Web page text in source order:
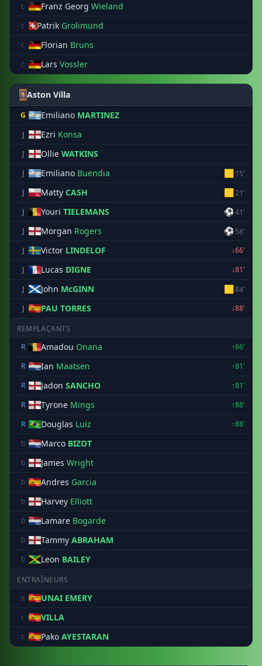
c Franz Georg Wieland
c Patrik Grolimund
c Florian Bruns
c Lars Vossler
Aston Villa
G Emiliano MARTINEZ
J Ezri Konsa
J Ollie WATKINS
J Emiliano Buendia 🟨15'
J
Matty CASH 🟨21'
J
Youri TIELEMANS ⚽41'
J
Morgan Rogers ⚽ 58'
J
Victor LINDELOF
↓66'
J
Lucas DIGNE
↓81'
J
John McGINN 🟨84'
J
PAU TORRES ↓88'
REMPLAÇANTS
R
Amadou Onana
↑66'
R
Ian Maatsen
↑81'
R
Jadon SANCHO
↑81'
R
Tyrone Mings
↑88'
R
Douglas Luiz
↑88'
b
Marco BIZOT
b James Wright
b Andres Garcia
b Harvey Elliott
b Lamare Bogarde
b Tammy ABRAHAM
b Leon BAILEY
ENTRAÎNEURS
e
UNAI EMERY
c VILLA
c Pako AYESTARAN